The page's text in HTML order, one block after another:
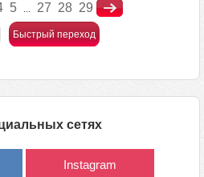
5 ... 27 28 29
Быстрый переход
сетях
Instagram